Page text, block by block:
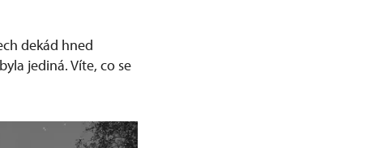
dekád hned
jediná. Víte, co se